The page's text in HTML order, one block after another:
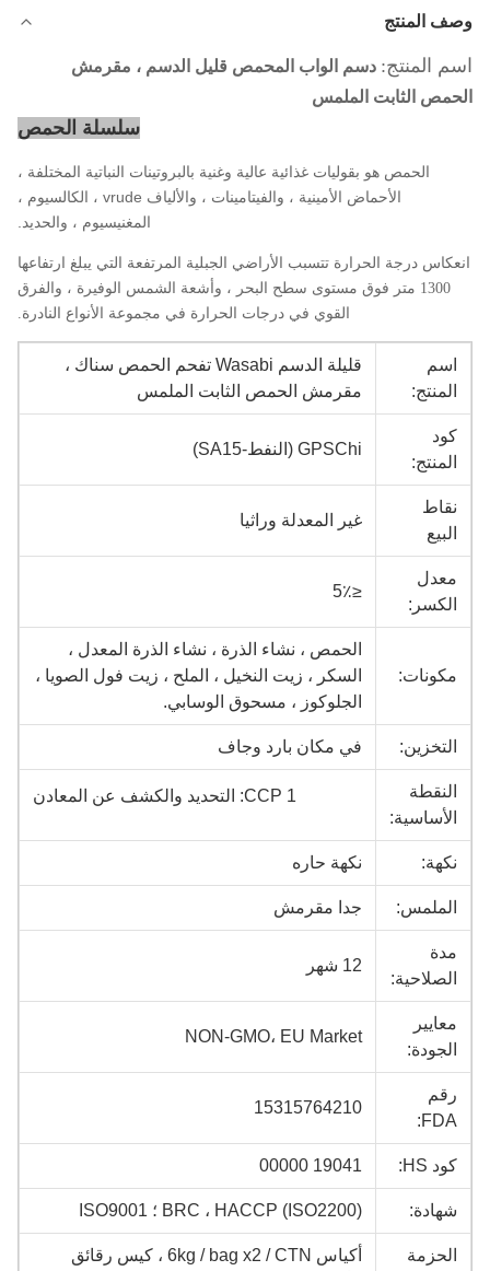
وصف المنتج
اسم المنتج: دسم الواب المحمص قليل الدسم ، مقرمش
الحمص الثابت الملمس
سلسلة الحمص
الحمص هو بقوليات غذائية عالية وغنية بالبروتينات النباتية المختلفة ،
الأحماض الأمينية ، والفيتامينات ، والألياف vrude ، الكالسيوم ،
المغنيسيوم ، والحديد.
انعكاس درجة الحرارة تتسبب الأراضي الجبلية المرتفعة التي يبلغ ارتفاعها
1300 متر فوق مستوى سطح البحر ، وأشعة الشمس الوفيرة ، والفرق
القوي في درجات الحرارة في مجموعة الأنواع النادرة.
اسم
المنتج:
قليلة الدسم Wasabi تفحم الحمص سناك ،
مقرمش الحمص الثابت الملمس
كود
المنتج:
GPSChi (النفط-SA15)
نقاط
البيع
غير المعدلة وراثيا
معدل
الكسر:
≤5٪
مكونات:
الحمص ، نشاء الذرة ، نشاء الذرة المعدل ،
السكر ، زيت النخيل ، الملح ، زيت فول الصويا ،
الجلوكوز ، مسحوق الوسابي.
التخزين: في مكان بارد وجاف
النقطة
الأساسية:
CCP 1: التحديد والكشف عن المعادن
نكهة: نكهة حاره
الملمس: جدا مقرمش
مدة
الصلاحية:
12 شهر
معايير
الجودة:
NON-GMO، EU Market
رقم
FDA:
15315764210
كود HS: 19041 00000
شهادة: BRC ، HACCP (ISO2200) ؛ ISO9001
الحزمة
أكياس 6kg / bag x2 / CTN ، كيس رقائق